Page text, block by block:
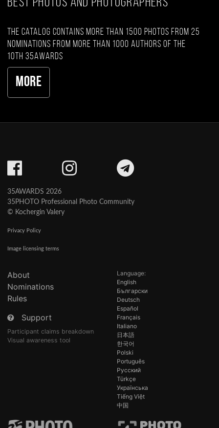
BEST PHOTOS AND PHOTOGRAPHERS
The catalog contains more than 1500 photos from 25
nominations from more than 1000 authors of the
10th 35AWARDS
More
35AWARDS 2026
35PHOTO Professional Photo Community
© Kochergin Valery
Privacy Policy
Image licensing terms
About
Nominations
Rules
Support
Participant claims breakdown
Visual awareness tool
Language:
English
Български
Deutsch
Español
Français
Italiano
日本語
한국어
Polski
Português
Русский
Türkçe
Українська
Tiếng Việt
中国